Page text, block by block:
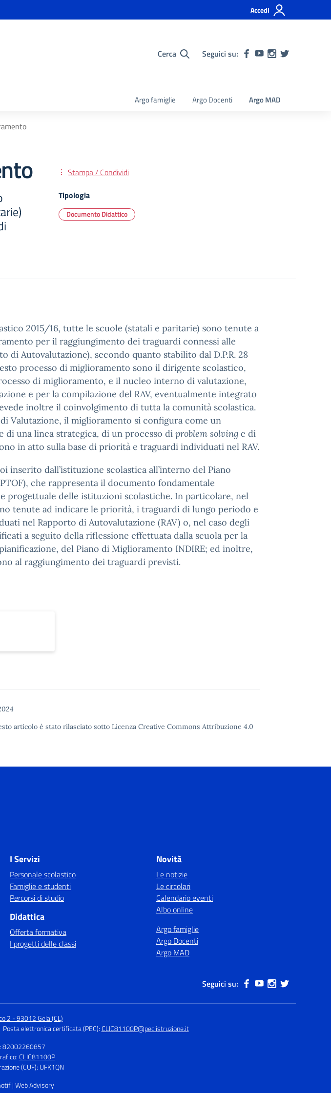
Accedi
Cerca Seguici su:
Argo famiglie Argo Docenti Argo MAD
Stampa / Condividi
Tipologia
Documento Didattico
2015/16, tutte le scuole (statali e paritarie) sono tenute a
per il raggiungimento dei traguardi connessi alle
di Autovalutazione), secondo quanto stabilito dal D.P.R. 28
processo di miglioramento sono il dirigente scolastico,
di miglioramento, e il nucleo interno di valutazione,
e per la compilazione del RAV, eventualmente integrato
inoltre il coinvolgimento di tutta la comunità scolastica.
Valutazione, il miglioramento si configura come un
di una linea strategica, di un processo di problem solving e di
in atto sulla base di priorità e traguardi individuati nel RAV.
inserito dall’istituzione scolastica all’interno del Piano
che rappresenta il documento fondamentale
progettuale delle istituzioni scolastiche. In particolare, nel
tenute ad indicare le priorità, i traguardi di lungo periodo e
nel Rapporto di Autovalutazione (RAV) o, nel caso degli
a seguito della riflessione effettuata dalla scuola per la
del Piano di Miglioramento INDIRE; ed inoltre,
al raggiungimento dei traguardi previsti.
articolo è stato rilasciato sotto Licenza Creative Commons Attribuzione 4.0
I Servizi
Personale scolastico
Famiglie e studenti
Percorsi di studio
Didattica
Offerta formativa
I progetti delle classi
Novità
Le notizie
Le circolari
Calendario eventi
Albo online
Argo famiglie
Argo Docenti
Argo MAD
Seguici su:
2 - 93012 Gela (CL)
Posta elettronica certificata (PEC):CLIC81100P@pec.istruzione.it
82002260857
CLIC81100P
(CUF): UFK1QN
| Web Advisory